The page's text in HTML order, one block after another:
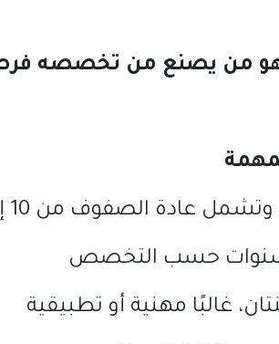
من يصنع من تخصصه
وتشمل عادة الصفوف من
حسب التخصص
غالبًا مهنية أو تطبيقية